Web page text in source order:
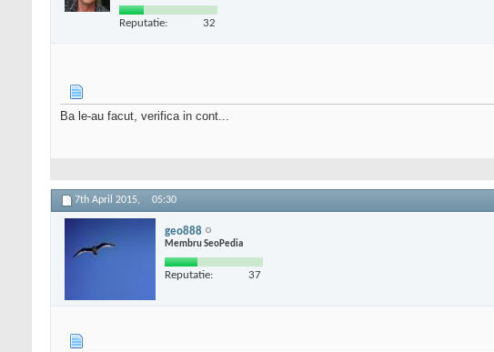
Reputatie: 32
Ba le-au facut, verifica in cont...
7th April 2015, 05:30
geo888
Membru SeoPedia
Reputatie: 37